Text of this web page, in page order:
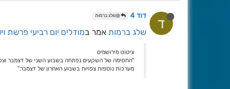
ד דוד 4 @שלג ברמות
שלג ברמות אמר במודלים יום רביעי פרשת וישב
ציטוט מירושמים
"החסימה של השקעים נפתחה בשבוע השני של דצמבר
מערכות נוספות צפויות בשבוע האחרון של דצמבר."